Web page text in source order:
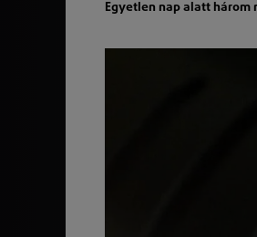
Egyetlen nap alatt három